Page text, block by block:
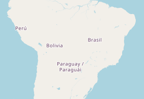
Cargando mapas